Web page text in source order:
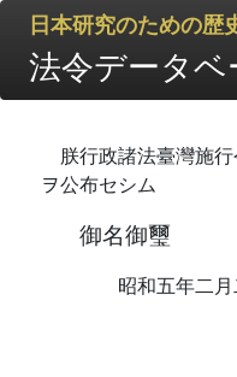
日本研究のための歴
法令データベ
朕行政諸法臺灣施
ヲ公布セシム
御名御璽
昭和五年二